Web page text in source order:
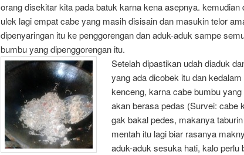
orang disekitar kita pada batuk karna kena asepnya. kemudian
ulek lagi empat cabe yang masih disisain dan masukin telor
dipenyaringan itu ke penggorengan dan aduk-aduk sampe
bumbu yang dipenggorengan itu.
Setelah dipastikan udah diaduk
yang ada dicobek itu dan
kenceng, karna cabe bumbu
akan berasa pedas (Survei: cabe
gak bakal pedes, makanya
mentah itu lagi biar rasanya
aduk-aduk sesuka hati, kalo perlu